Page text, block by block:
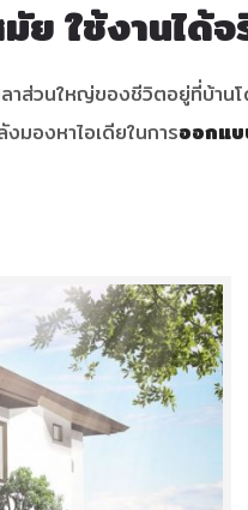
ย ใช้งานได้จ
าส่วนใหญ่ของชีวิตอยู่ที่บ้าน
มองหาไอเดียในการออกแบ